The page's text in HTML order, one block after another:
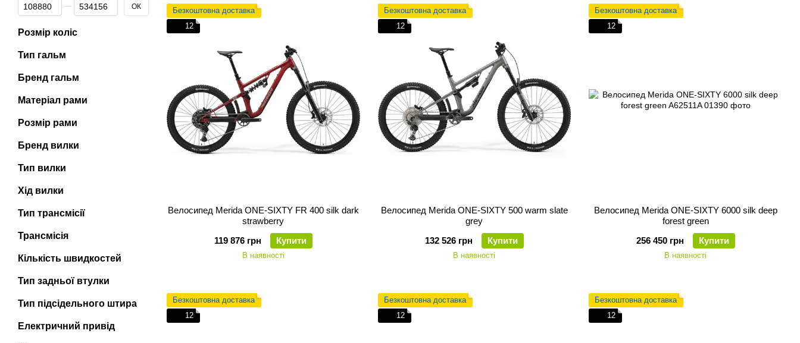
Безкоштовна доставка
12
Велосипед Merida ONE-SIXTY FR 400 silk dark
strawberry
119 876 грн
Купити
В наявності
Безкоштовна доставка
12
Велосипед Merida ONE-SIXTY 500 warm slate
grey
132 526 грн
Купити
В наявності
Безкоштовна доставка
12
Велосипед Merida ONE-SIXTY 6000 silk deep
forest green
256 450 грн
Купити
В наявності
Безкоштовна доставка
12
Безкоштовна доставка
12
Безкоштовна доставка
12
ОК
Розмір коліс
Тип гальм
Бренд гальм
Матеріал рами
Розмір рами
Бренд вилки
Тип вилки
Хід вилки
Тип трансмісії
Трансмісія
Кількість швидкостей
Тип задньої втулки
Тип підсідельного штира
Електричний привід